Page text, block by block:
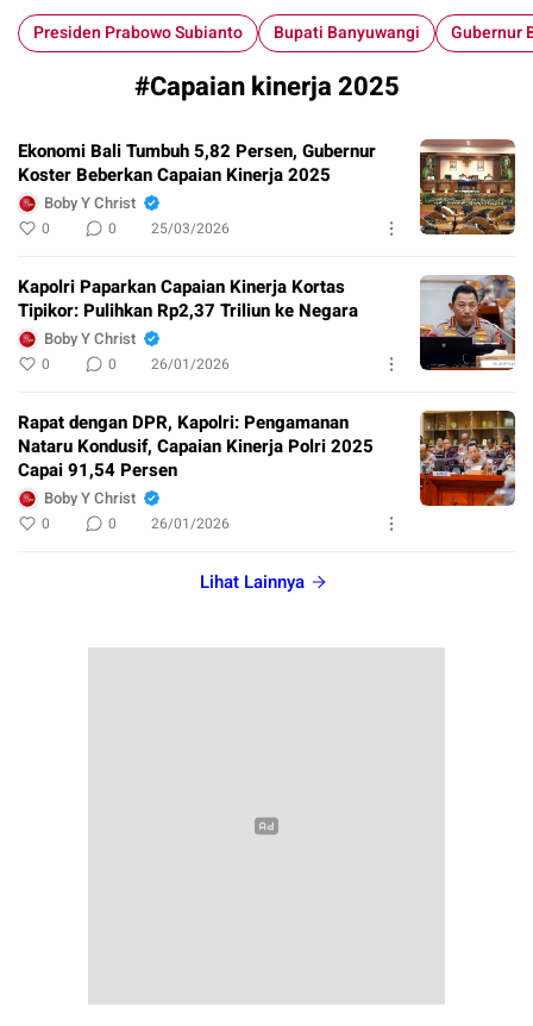
Presiden Prabowo Subianto Bupati Banyuwangi Gubernur
#Capaian kinerja 2025
Ekonomi Bali Tumbuh 5,82 Persen, Gubernur
Koster Beberkan Capaian Kinerja 2025
Boby Y Christ
0 0 25/03/2026
Kapolri Paparkan Capaian Kinerja Kortas
Tipikor: Pulihkan Rp2,37 Triliun ke Negara
Boby Y Christ
0 0 26/01/2026
Rapat dengan DPR, Kapolri: Pengamanan
Nataru Kondusif, Capaian Kinerja Polri 2025
Capai 91,54 Persen
Boby Y Christ
0 0 26/01/2026
Lihat Lainnya